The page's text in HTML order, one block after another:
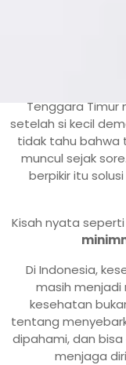
Tenggara Timur
setelah si kecil
tidak tahu bahwa
muncul sejak
berpikir itu
Kisah nyata
Di Indonesia,
masih menjadi
kesehatan
tentang
dipahami, dan
menjaga